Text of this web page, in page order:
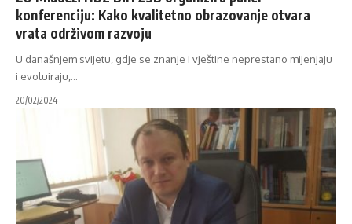
konferenciju: Kako kvalitetno obrazovanje otvara
vrata održivom razvoju
U današnjem svijetu, gdje se znanje i vještine neprestano mijenjaju
i evoluiraju, …
20/02/2024